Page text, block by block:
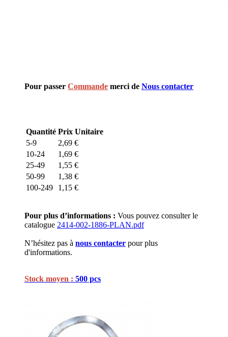
Pour passer Commande merci de Nous contacter
Quantité Prix Unitaire
5-9
2,69 €
10-24
1,69 €
25-49
1,55 €
50-99
1,38 €
100-249
1,15 €
Pour plus d’informations : Vous pouvez consulter le
catalogue 2414-002-1886-PLAN.pdf
N’hésitez pas à nous contacter pour plus
d'informations.
Stock moyen : 500 pcs